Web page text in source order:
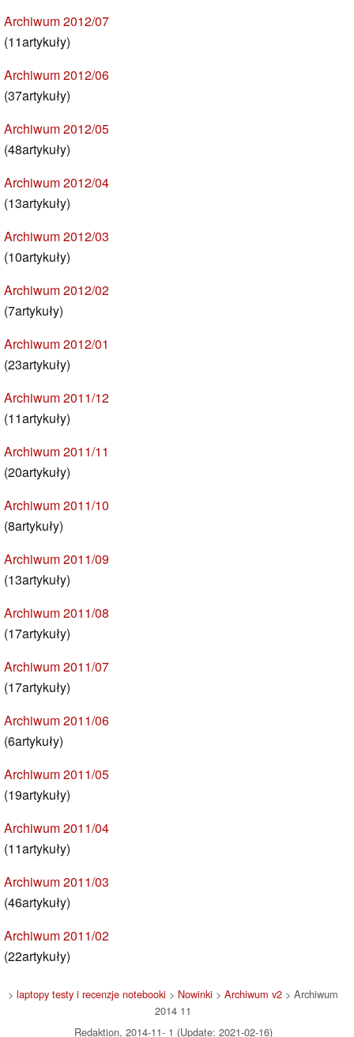
Archiwum 2012/07
(11artykuły)
Archiwum 2012/06
(37artykuły)
Archiwum 2012/05
(48artykuły)
Archiwum 2012/04
(13artykuły)
Archiwum 2012/03
(10artykuły)
Archiwum 2012/02
(7artykuły)
Archiwum 2012/01
(23artykuły)
Archiwum 2011/12
(11artykuły)
Archiwum 2011/11
(20artykuły)
Archiwum 2011/10
(8artykuły)
Archiwum 2011/09
(13artykuły)
Archiwum 2011/08
(17artykuły)
Archiwum 2011/07
(17artykuły)
Archiwum 2011/06
(6artykuły)
Archiwum 2011/05
(19artykuły)
Archiwum 2011/04
(11artykuły)
Archiwum 2011/03
(46artykuły)
Archiwum 2011/02
(22artykuły)
> laptopy testy i recenzje notebooki > Nowinki > Archiwum v2 > Archiwum
2014 11
Redaktion, 2014-11- 1 (Update: 2021-02-16)